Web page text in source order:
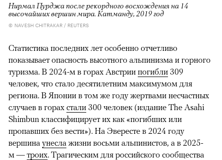
Нирмал Пурджа после рекордного восхождения на 14
высочайших вершин мира. Катманду, 2019 год
© NAVESH CHITRAKAR / REUTERS
Статистика последних лет особенно отчетливо
показывает опасность высотного альпинизма и горного
туризма. В 2024-м в горах Австрии погибли 309
человек, что стало десятилетним максимумом для
региона. В Японии в том же году жертвами несчастных
случаев в горах стали 300 человек (издание The Asahi
Shimbun классифицирует их как «погибших или
пропавших без вести»). На Эвересте в 2024 году
вершина унесла жизни восьми альпинистов, а в 2025-
м — троих. Трагическим для российского сообщества